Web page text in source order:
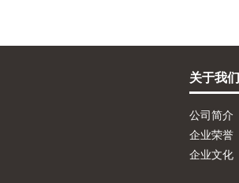
关于我们
公司简介
企业荣誉
企业文化